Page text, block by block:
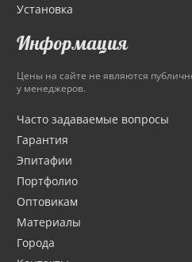
Установка
Информация
Цены на сайте не являются
у менеджеров.
Часто задаваемые вопросы
Гарантия
Эпитафии
Портфолио
Оптовикам
Материалы
Города